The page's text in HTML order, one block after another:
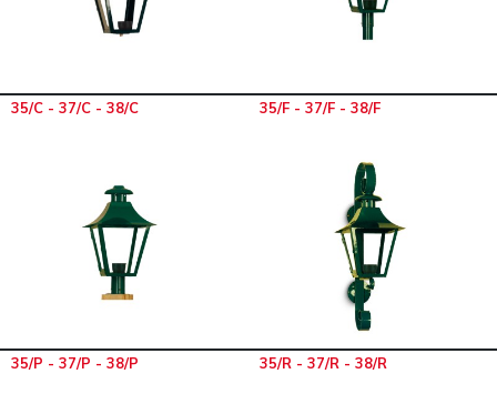
35/C - 37/C - 38/C 35/F - 37/F - 38/F
35/P - 37/P - 38/P 35/R - 37/R - 38/R